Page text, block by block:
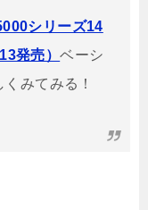
シリーズ14
発売）ベーシ
みてみる！